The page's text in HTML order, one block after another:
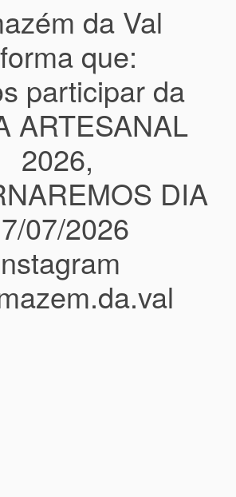
da Val
que:
participar da
ARTESANAL
2026,
DIA
07/2026